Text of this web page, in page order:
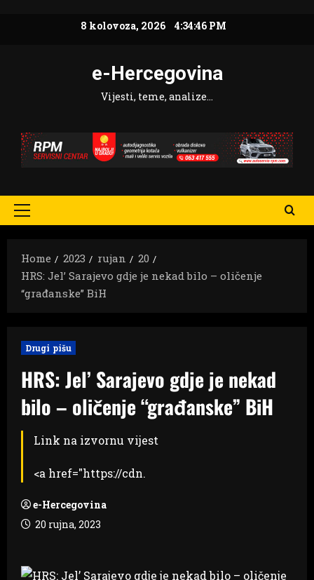
8 kolovoza, 2026 4:34:47 PM
e-Hercegovina
Vijesti, teme, analize…
Primary
Home
2023 rujan
20
HRS: Jel’ Sarajevo gdje je nekad bilo – oličenje
“građanske” BiH
Drugi pišu
HRS: Jel’ Sarajevo gdje je nekad
bilo – oličenje “građanske” BiH
Link na izvornu vijest
<a href="https://cdn.
e-Hercegovina
20 rujna, 2023